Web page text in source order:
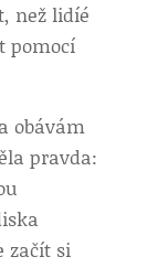
než lidíé
pomocí
obávám
pravda:
začít si